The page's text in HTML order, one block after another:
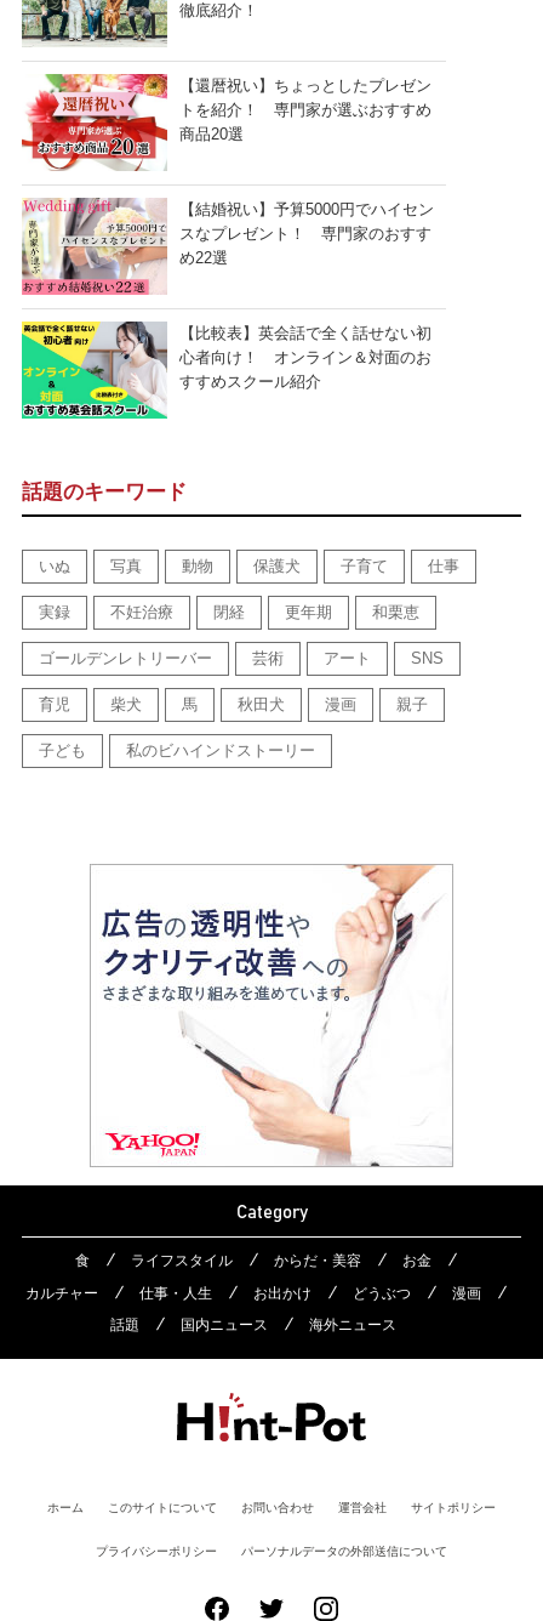
徹底紹介！
【還暦祝い】ちょっとしたプレゼン
トを紹介！ 専門家が選ぶおすすめ
商品20選
【結婚祝い】予算5000円でハイセン
スなプレゼント！ 専門家のおすす
め22選
【比較表】英会話で全く話せない初
心者向け！ オンライン＆対面のお
すすめスクール紹介
話題のキーワード
いぬ 写真 動物 保護犬 子育て 仕事
実録 不妊治療 閉経 更年期 和栗恵
ゴールデンレトリーバー 芸術 アート SNS
育児 柴犬 馬 秋田犬 漫画 親子
子ども 私のビハインドストーリー
Category
食 ライフスタイル からだ・美容
お金
カルチャー
仕事・人生 お出かけ どうぶつ
漫画
話題
国内ニュース 海外ニュース
ホーム このサイトについて お問い合わせ 運営会社 サイトポリシー
プライバシーポリシー パーソナルデータの外部送信について